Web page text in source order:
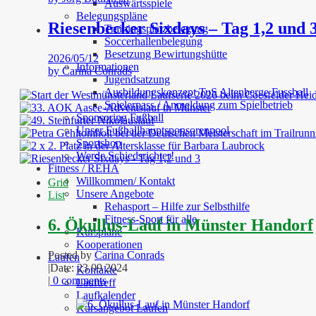
Auswärtsspiele
Belegungspläne
Trainingsplatzbelegung
Soccerhallenbelegung
Besetzung Bewirtungshütte
Informationen
Jugendsatzung
Ausbildungskonzept TuS Altenberge Fussball
Spielerpass / Anmeldung zum Spielbetrieb
Sponsoring Fußball
Unser Fußballhauptsponsorenpool
Sportshop
Werde Schiedsrichter!
Fitness / REHA
Willkommen/ Kontakt
Unsere Angebote
Rehasport – Hilfe zur Selbsthilfe
Fitness-Sport für alle
Kurspläne
Kooperationen
Laufen
Kontakte
Lauftreff
Laufkalender
Kursangebot Laufen
Riesenbecker Sixdays – Tag 1,2 und
2026/05/12
by Carina Conrads
Grid
List
6. Ökullus-Lauf in Münster Handorf
Posted by Carina Conrads
|Date: 23 09 2024
| 0 comments